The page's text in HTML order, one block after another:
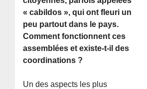
« cabildos », qui ont fleuri un
peu partout dans le pays.
Comment fonctionnent ces
assemblées et existe-t-il des
coordinations ?
Un des aspects les plus